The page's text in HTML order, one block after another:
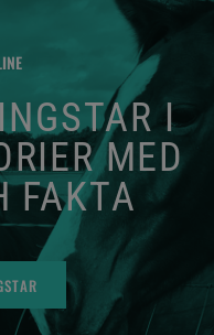
I
MED
FAKTA